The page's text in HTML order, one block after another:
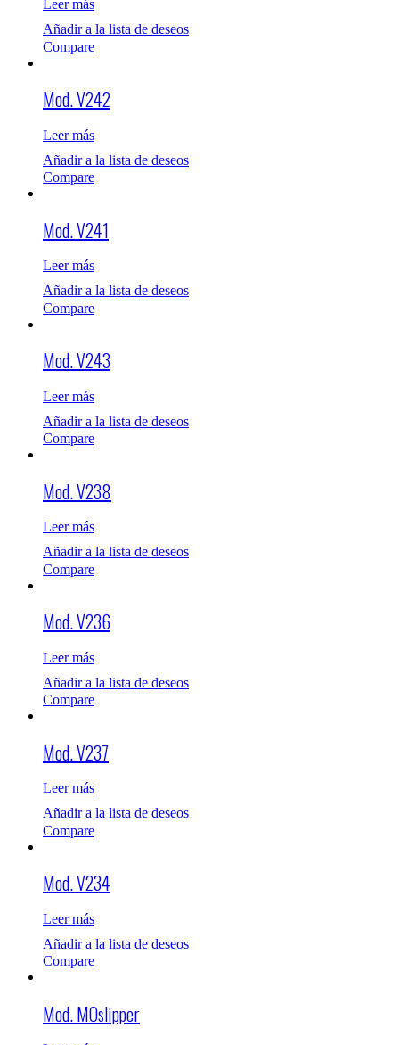
Leer más
Añadir a la lista de deseos
Compare
Mod. V242
Leer más
Añadir a la lista de deseos
Compare
Mod. V241
Leer más
Añadir a la lista de deseos
Compare
Mod. V243
Leer más
Añadir a la lista de deseos
Compare
Mod. V238
Leer más
Añadir a la lista de deseos
Compare
Mod. V236
Leer más
Añadir a la lista de deseos
Compare
Mod. V237
Leer más
Añadir a la lista de deseos
Compare
Mod. V234
Leer más
Añadir a la lista de deseos
Compare
Mod. MOslipper